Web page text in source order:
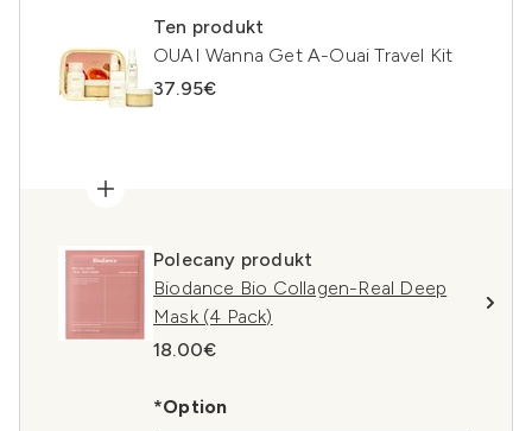
Ten produkt
OUAI Wanna Get A-Ouai Travel Kit
37.95€
Polecany produkt
Biodance Bio Collagen-Real Deep
Mask (4 Pack)
18.00€
*Option